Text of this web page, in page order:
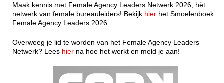
Maak kennis met Female Agency Leaders Netwerk 2026, hèt
netwerk van female bureauleiders! Bekijk hier het Smoelenboek
Female Agency Leaders 2026.
Overweeg je lid te worden van het Female Agency Leaders
Netwerk? Lees hier na hoe het werkt en meld je aan!